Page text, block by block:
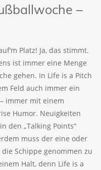
–
Platz! Ja, das stimmt.
ist immer eine Menge
gehen. In Life is a Pitch
Feld auch immer ein
immer mit einem
Humor. Neuigkeiten
den „Talking Points“
muss der eine oder
Schippe genommen zu
Halt, denn Life is a